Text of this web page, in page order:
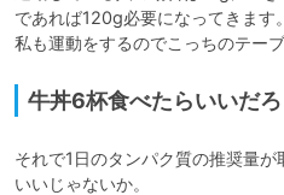
であれば120g必要になってきます。
私も運動をするのでこっちのテー
牛丼6杯食べたらいいだろ
それで1日のタンパク質の推奨量
いいじゃないか。